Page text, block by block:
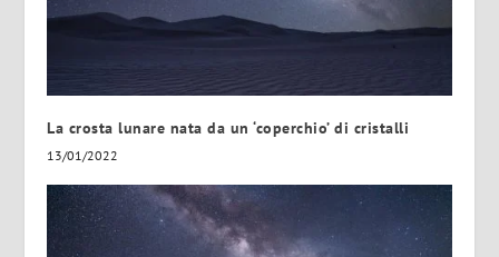
La crosta lunare nata da un ‘coperchio’ di cristalli
13/01/2022